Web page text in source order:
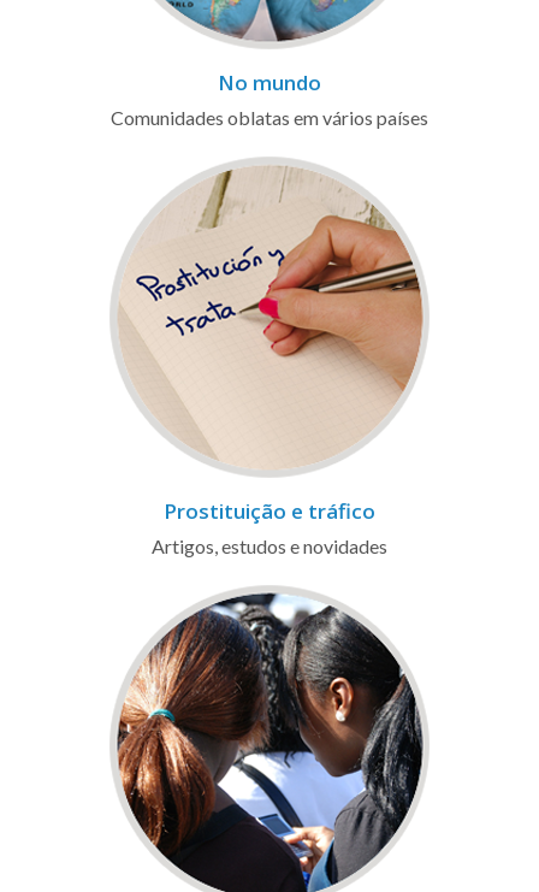
No mundo
Comunidades oblatas em vários países
Prostituição e tráfico
Artigos, estudos e novidades